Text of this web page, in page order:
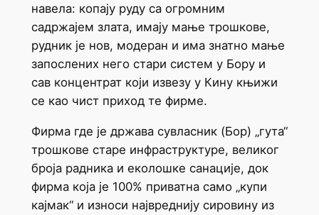
навела: копају руду са огромним
садржајем злата, имају мање трошкове,
рудник је нов, модеран и има знатно мање
запослених него стари систем у Бору и
сав концентрат који извезу у Кину књижи
се као чист приход те фирме.
Фирма где је држава сувласник (Бор) „гута“
трошкове старе инфраструктуре, великог
броја радника и еколошке санације, док
фирма која је 100% приватна само „купи
кајмак“ и износи највреднију сировину из